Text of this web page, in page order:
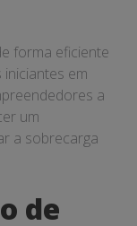
forma eficiente
em
a
um
a sobrecarga
de